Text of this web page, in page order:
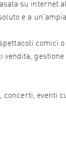
su
e a
comici
vendita,
eventi